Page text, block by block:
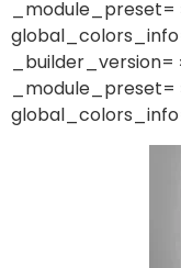
_module_preset=
_builder_version=
_module_preset=